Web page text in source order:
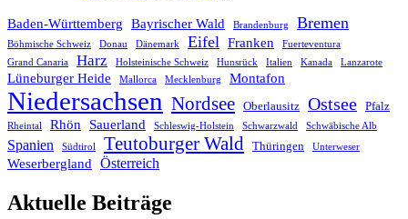
Baden-Württemberg Bayrischer Wald Brandenburg Bremen
Böhmische Schweiz Donau Dänemark Eifel Franken
Fuerteventura
Grand Canaria
Harz Holsteinische Schweiz Hunsrück Italien Kanada Lanzarote
Lüneburger Heide Mallorca Mecklenburg Montafon
Niedersachsen Nordsee Oberlausitz Ostsee Pfalz
Rheintal Rhön Sauerland Schleswig-Holstein Schwarzwald Schwäbische Alb
Spanien Südtirol Teutoburger Wald Thüringen Unterweser
Weserbergland Österreich
Aktuelle Beiträge